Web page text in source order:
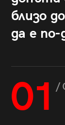
близо
да е по-
01 /